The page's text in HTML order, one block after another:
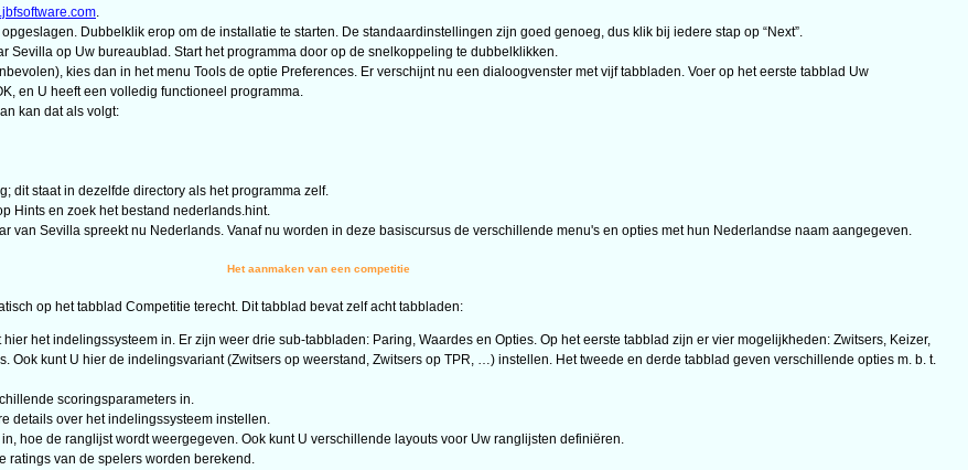
.
Dubbelklik erop om de installatie te starten. De standaardinstellingen zijn goed genoeg, dus klik bij iedere stap op “Next”.
Sevilla op Uw bureaublad. Start het programma door op de snelkoppeling te dubbelklikken.
kies dan in het menu Tools de optie Preferences. Er verschijnt nu een dialoogvenster met vijf tabbladen. Voer op het eerste tabblad Uw
en U heeft een volledig functioneel programma.
kan dat als volgt:
dit staat in dezelfde directory als het programma zelf.
Hints en zoek het bestand nederlands.hint.
van Sevilla spreekt nu Nederlands. Vanaf nu worden in deze basiscursus de verschillende menu's en opties met hun Nederlandse naam aangegeven.
Het aanmaken van een competitie
op het tabblad Competitie terecht. Dit tabblad bevat zelf acht tabbladen:
het indelingssysteem in. Er zijn weer drie sub-tabbladen: Paring, Waardes en Opties. Op het eerste tabblad zijn er vier mogelijkheden: Zwitsers, Keizer,
Ook kunt U hier de indelingsvariant (Zwitsers op weerstand, Zwitsers op TPR, …) instellen. Het tweede en derde tabblad geven verschillende opties m. b. t.
scoringsparameters in.
details over het indelingssysteem instellen.
hoe de ranglijst wordt weergegeven. Ook kunt U verschillende layouts voor Uw ranglijsten definiëren.
ratings van de spelers worden berekend.